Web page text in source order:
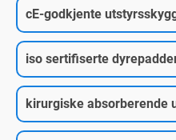
cE-godkjente
iso sertifiserte
kirurgiske absorberende